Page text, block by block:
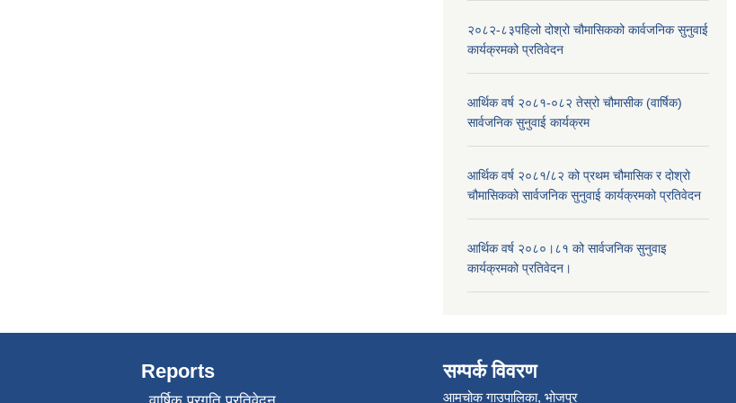
२०८२-८३पहिलो दोश्रो चौमासिकको कार्वजनिक सुनुवाई
कार्यक्रमको प्रतिवेदन
आर्थिक वर्ष २०८१-०८२ तेस्रो चौमासीक (वार्षिक)
सार्वजनिक सुनुवाई कार्यक्रम
आर्थिक वर्ष २०८१/८२ को प्रथम चौमासिक र दोश्रो
चौमासिकको सार्वजनिक सुनुवाई कार्यक्रमको प्रतिवेदन
आर्थिक वर्ष २०८०।८१ को सार्वजनिक सुनुवाइ
कार्यक्रमको प्रतिवेदन।
Reports सम्पर्क विवरण
आमचोक गाउपालिका, भोजपुर